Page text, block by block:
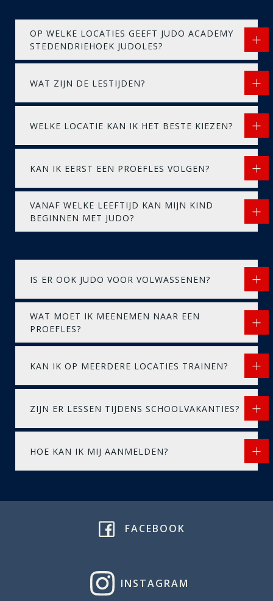
OP WELKE LOCATIES GEEFT JUDO ACADEMY
STEDENDRIEHOEK JUDOLES?
WAT ZIJN DE LESTIJDEN?
WELKE LOCATIE KAN IK HET BESTE KIEZEN?
KAN IK EERST EEN PROEFLES VOLGEN?
VANAF WELKE LEEFTIJD KAN MIJN KIND
BEGINNEN MET JUDO?
IS ER OOK JUDO VOOR VOLWASSENEN?
WAT MOET IK MEENEMEN NAAR EEN
PROEFLES?
KAN IK OP MEERDERE LOCATIES TRAINEN?
ZIJN ER LESSEN TIJDENS SCHOOLVAKANTIES?
HOE KAN IK MIJ AANMELDEN?
FACEBOOK
INSTAGRAM